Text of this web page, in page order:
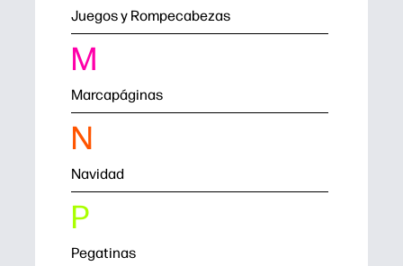
Juegos y Rompecabezas
M
Marcapáginas
N
Navidad
P
Pegatinas